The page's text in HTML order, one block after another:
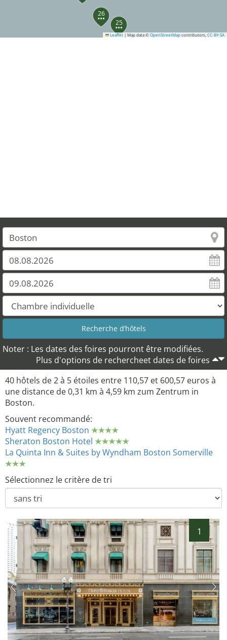
25
26
Leaflet | Map data © OpenStreetMap contributors, CC-BY-SA
Noter : Les dates des foires pourront être modifiées.
Plus d'options de rechercheet dates de foires
40 hôtels de 2 à 5 étoiles entre 110,57 et 600,57 euros à
une distance de 0,31 km à 4,59 km zum Zentrum in
Boston.
Souvent recommandé:
Hyatt Regency Boston
Sheraton Boston Hotel
La Quinta Inn & Suites by Wyndham Boston Somerville
Sélectionnez le critère de tri
1